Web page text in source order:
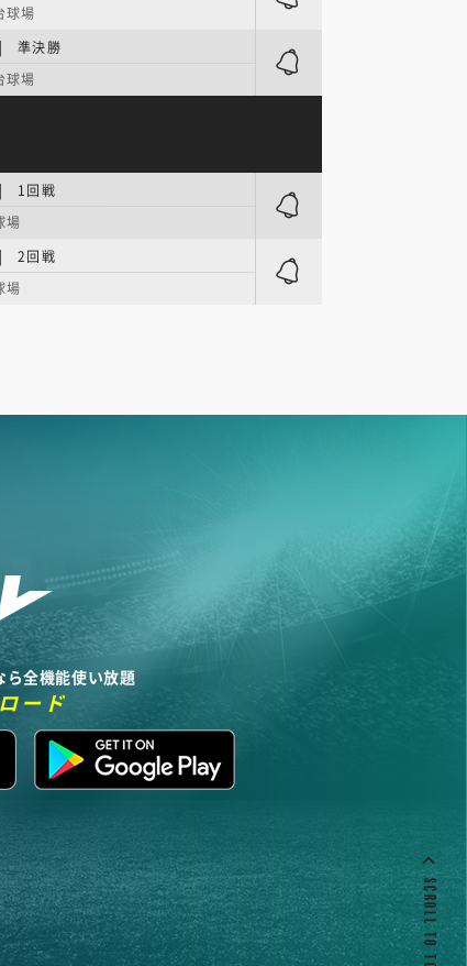
球場
準決勝
球場
1回戦
場
2回戦
場
ら全機能使い放題
ード
SCROLL TO TOP